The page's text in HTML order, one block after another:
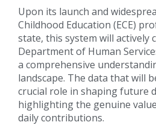
Upon its launch and
Childhood Education (ECE)
state, this system will actively
Department of Human
a comprehensive
landscape. The data that will
crucial role in shaping future
highlighting the genuine
daily contributions.